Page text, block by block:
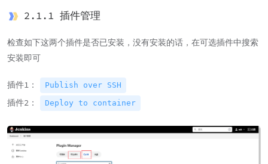
2.1.1 插件管理
检查如下这两个插件是否已安装，没有安装的话，在可选插件中搜索
安装即可
插件1： Publish over SSH
插件2： Deploy to container